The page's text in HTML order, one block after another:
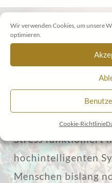
Wir verwenden Cookies, um unsere
optimieren.
Cookie-Richtlinie
Was wird in
zum SAM-
Stress funktioniert
hochintelligenten
Menschen bislang